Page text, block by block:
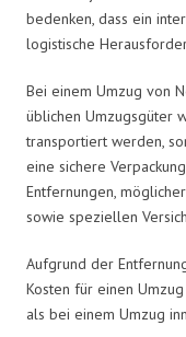
bedenken, dass ein
logistische
Bei einem Umzug von
üblichen Umzugsgüter
transportiert werden,
eine sichere
Entfernungen,
sowie speziellen
Aufgrund der
Kosten für einen
als bei einem Umzug